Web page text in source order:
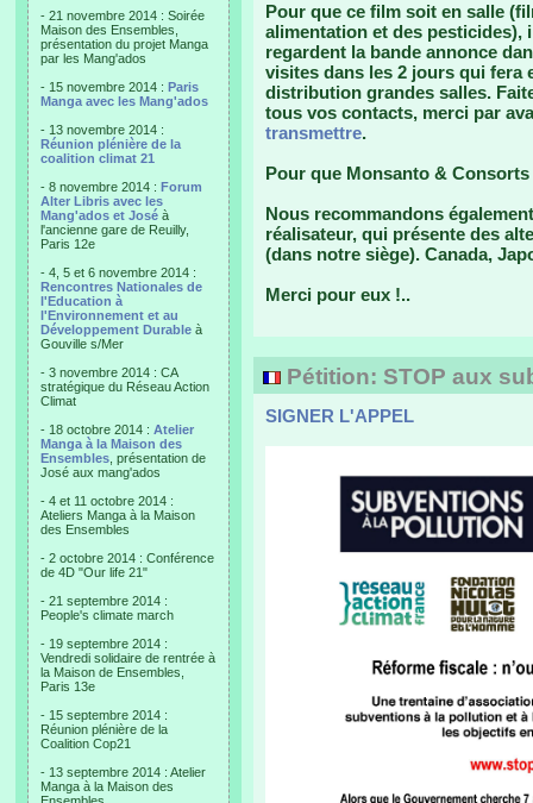
- 21 novembre 2014 : Soirée
Maison des Ensembles,
présentation du projet Manga
par les Mang'ados
- 15 novembre 2014 : Paris
Manga avec les Mang'ados
- 13 novembre 2014 :
Réunion plénière de la
coalition climat 21
- 8 novembre 2014 : Forum
Alter Libris avec les
Mang'ados et José à
l'ancienne gare de Reuilly,
Paris 12e
- 4, 5 et 6 novembre 2014 :
Rencontres Nationales de
l'Education à
l'Environnement et au
Développement Durable à
Gouville s/Mer
- 3 novembre 2014 : CA
stratégique du Réseau Action
Climat
- 18 octobre 2014 : Atelier
Manga à la Maison des
Ensembles , présentation de
José aux mang'ados
- 4 et 11 octobre 2014 :
Ateliers Manga à la Maison
des Ensembles
- 2 octobre 2014 : Conférence
de 4D "Our life 21"
- 21 septembre 2014 :
People's climate march
- 19 septembre 2014 :
Vendredi solidaire de rentrée à
la Maison de Ensembles,
Paris 13e
- 15 septembre 2014 :
Réunion plénière de la
Coalition Cop21
- 13 septembre 2014 : Atelier
Manga à la Maison des
Pour que ce film soit en salle
alimentation et des pesticides),
regardent la bande annonce
visites dans les 2 jours qui fera
distribution grandes salles.
tous vos contacts, merci par
transmettre.
Pour que Monsanto &
Nous recommandons
réalisateur, qui présente des
(dans notre siège). Canada,
Merci pour eux !..
Pétition: STOP aux
SIGNER L'APPEL